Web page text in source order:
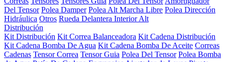
Del Tensor Polea Damper Polea Alt Marcha Libre Polea Dirección
Hidráulica Otros Rueda Delantera Interior Alt
Distribución
Kit Distribución Kit Correa Balanceadora Kit Cadena Distribución
Kit Cadena Bomba De Agua Kit Cadena Bomba De Aceite Correas
Cadenas Tensor Correa Tensor Guia Polea Del Tensor Polea Bomba